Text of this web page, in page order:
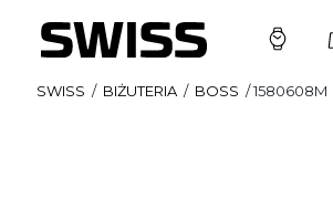
SWISS / BIŻUTERIA / BOSS /1580608M